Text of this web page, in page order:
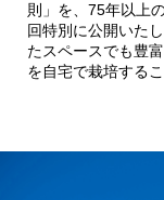
則」を、75年以上
回特別に公開いた
たスペースでも豊
を自宅で栽培する